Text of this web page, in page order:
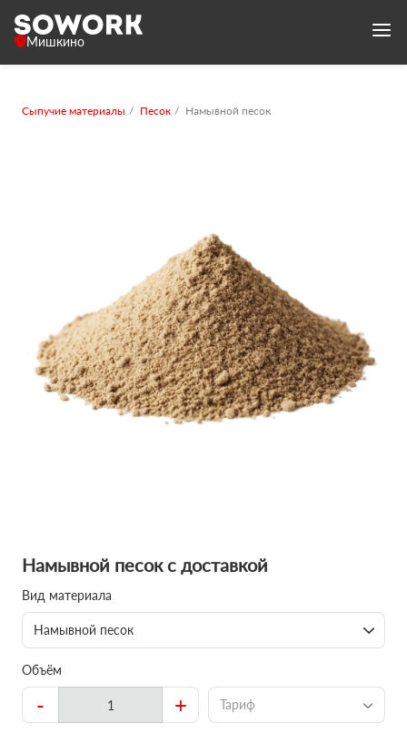
Мишкино
Сыпучие материалы Песок Намывной песок
Намывной песок с доставкой
Вид материала
Намывной песок
Объём
- + Тариф